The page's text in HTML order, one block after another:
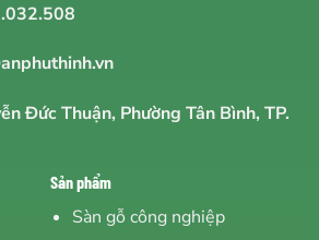
Đức Thuận, Phường Tân Bình, TP.
Sản phẩm
Sàn gỗ công nghiệp